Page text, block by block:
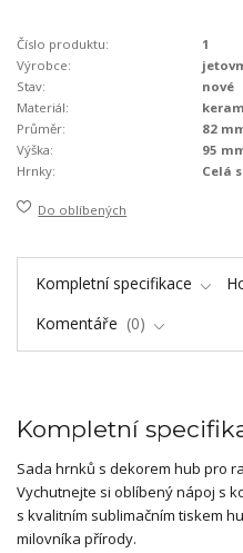
Číslo produktu:
1
Výrobce:
Stav:
nové
Materiál:
Průměr:
82
Výška:
95
Hrnky:
Celá
Do oblíbených
Kompletní specifikace
Komentáře
0
Kompletní
Sada hrnků s dekorem hub pro
Vychutnejte si oblíbený nápoj s
s kvalitním sublimačním tiskem
milovníka přírody.